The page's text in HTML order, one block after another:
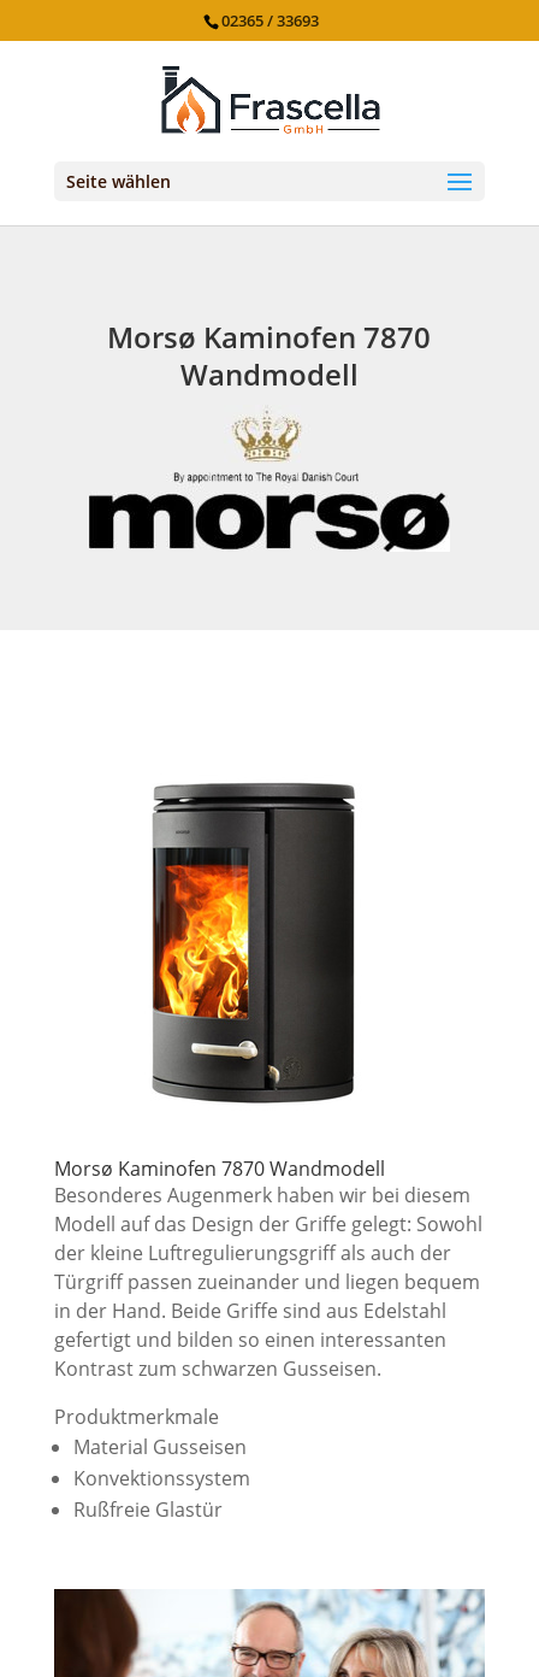
02365 / 33693
Seite wählen
Morsø Kaminofen 7870
Wandmodell
Morsø Kaminofen 7870 Wandmodell
Besonderes Augenmerk haben wir bei diesem
Modell auf das Design der Griffe gelegt: Sowohl
der kleine Luftregulierungsgriff als auch der
Türgriff passen zueinander und liegen bequem
in der Hand. Beide Griffe sind aus Edelstahl
gefertigt und bilden so einen interessanten
Kontrast zum schwarzen Gusseisen.
Produktmerkmale
Material Gusseisen
Konvektionssystem
Rußfreie Glastür